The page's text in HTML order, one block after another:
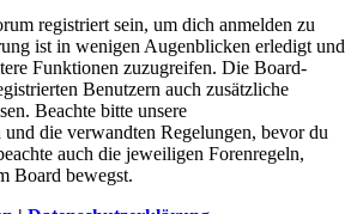
registriert sein, um dich anmelden zu
ist in wenigen Augenblicken erledigt und
Funktionen zuzugreifen. Die Board-
Benutzern auch zusätzliche
Beachte bitte unsere
die verwandten Regelungen, bevor du
auch die jeweiligen Forenregeln,
Board bewegst.